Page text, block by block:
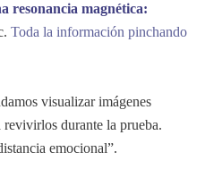
resonancia magnética:
Toda la información pinchando
visualizar imágenes
revivirlos durante la prueba.
emocional”.